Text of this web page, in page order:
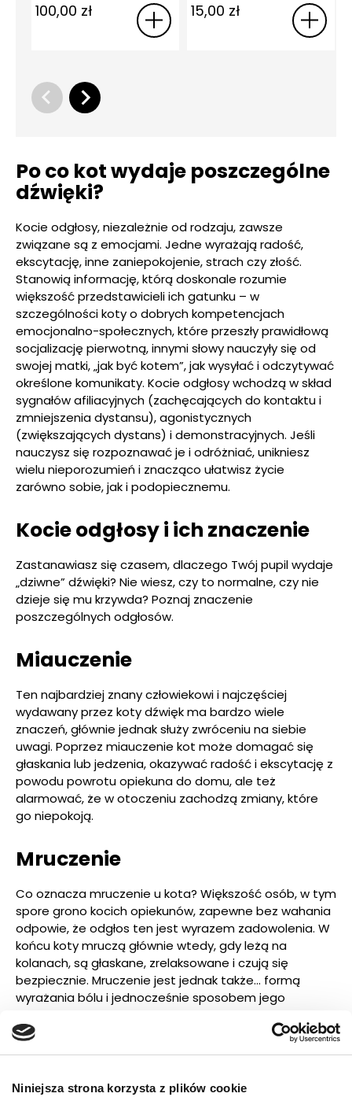
Niniejsza strona korzysta z plików cookie
100,00 zł 15,00 zł
Po co kot wydaje poszczególne
dźwięki?
Kocie odgłosy, niezależnie od rodzaju, zawsze
związane są z emocjami. Jedne wyrażają radość,
ekscytację, inne zaniepokojenie, strach czy złość.
Stanowią informację, którą doskonale rozumie
większość przedstawicieli ich gatunku – w
szczególności koty o dobrych kompetencjach
emocjonalno-społecznych, które przeszły prawidłową
socjalizację pierwotną, innymi słowy nauczyły się od
swojej matki, „jak być kotem”, jak wysyłać i odczytywać
określone komunikaty. Kocie odgłosy wchodzą w skład
sygnałów afiliacyjnych (zachęcających do kontaktu i
zmniejszenia dystansu), agonistycznych
(zwiększających dystans) i demonstracyjnych. Jeśli
nauczysz się rozpoznawać je i odróżniać, unikniesz
wielu nieporozumień i znacząco ułatwisz życie
zarówno sobie, jak i podopiecznemu.
Kocie odgłosy i ich znaczenie
Zastanawiasz się czasem, dlaczego Twój pupil wydaje
„dziwne” dźwięki? Nie wiesz, czy to normalne, czy nie
dzieje się mu krzywda? Poznaj znaczenie
poszczególnych odgłosów.
Miauczenie
Ten najbardziej znany człowiekowi i najczęściej
wydawany przez koty dźwięk ma bardzo wiele
znaczeń, głównie jednak służy zwróceniu na siebie
uwagi. Poprzez miauczenie kot może domagać się
głaskania lub jedzenia, okazywać radość i ekscytację z
powodu powrotu opiekuna do domu, ale też
alarmować, że w otoczeniu zachodzą zmiany, które
go niepokoją.
Mruczenie
Co oznacza mruczenie u kota? Większość osób, w tym
spore grono kocich opiekunów, zapewne bez wahania
odpowie, że odgłos ten jest wyrazem zadowolenia. W
końcu koty mruczą głównie wtedy, gdy leżą na
kolanach, są głaskane, zrelaksowane i czują się
bezpiecznie. Mruczenie jest jednak także… formą
wyrażania bólu i jednocześnie sposobem jego
udowadniają naukowcy – dźwięk ten uspokaja,
informacją dla człowieka lub innego kota o przyjaznych